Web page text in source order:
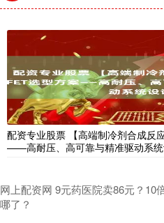
配资专业股票 【高端制冷剂合成反
——高耐压、高可靠与精准驱动系统
网上配资网 9元药医院卖86元？10
哪了？